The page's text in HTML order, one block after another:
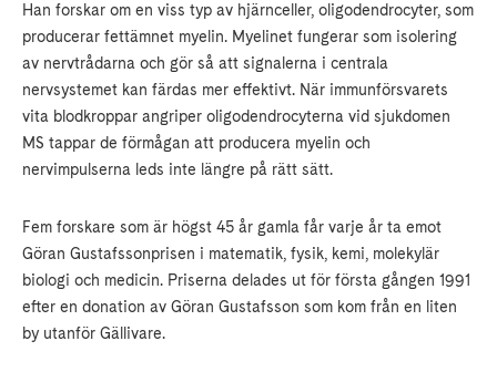
Han forskar om en viss typ av hjärnceller, oligodendrocyter, som
producerar fettämnet myelin. Myelinet fungerar som isolering
av nervtrådarna och gör så att signalerna i centrala
nervsystemet kan färdas mer effektivt. När immunförsvarets
vita blodkroppar angriper oligodendrocyterna vid sjukdomen
MS tappar de förmågan att producera myelin och
nervimpulserna leds inte längre på rätt sätt.
Fem forskare som är högst 45 år gamla får varje år ta emot
Göran Gustafssonprisen i matematik, fysik, kemi, molekylär
biologi och medicin. Priserna delades ut för första gången 1991
efter en donation av Göran Gustafsson som kom från en liten
by utanför Gällivare.